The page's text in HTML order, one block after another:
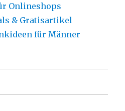
Onlineshops
& Gratisartikel
für Männer